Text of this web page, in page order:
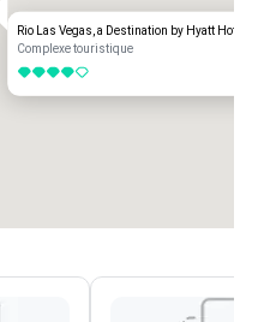
Rio Las Vegas, a Destination by Hyatt Hotel
Complexe touristique
4 sur 5